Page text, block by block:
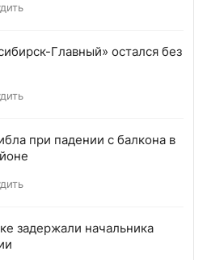
Главный» остался без
при падении с балкона в
задержали начальника